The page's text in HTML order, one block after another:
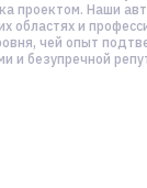
проектом. Наши
областях и
чей опыт
и безупречной